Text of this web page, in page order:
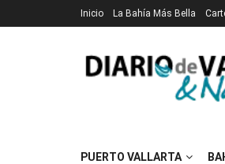
Inicio La Bahía Más Bella
PUERTO VALLARTA